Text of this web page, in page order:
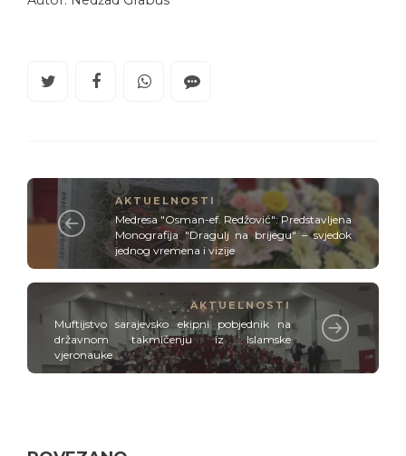
AKTUELNOSTI
Medresa "Osman-ef. Redžović": Predstavljena
Monografija "Dragulj na brijegu" – svjedok
jednog vremena i vizije
AKTUELNOSTI
Muftijstvo sarajevsko ekipni pobjednik na
državnom takmičenju iz Islamske
vjeronauke